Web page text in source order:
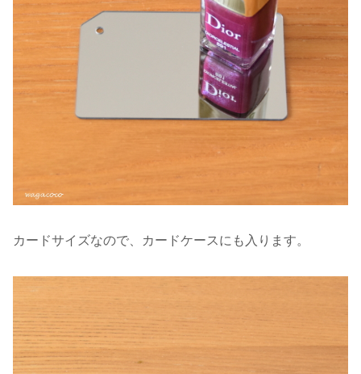
カードサイズなので、カードケースにも入ります。